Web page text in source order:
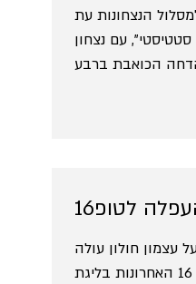
הנצחונות עת
הגישה לנס ציונה "טופס 101 סטטיסטי", עם נצחון
ההדחה הכואבת ברבע
לטופ16
עצמון חולון עולה
שנה שלישית ברציפות לשלב 16 האחרונות בליגת